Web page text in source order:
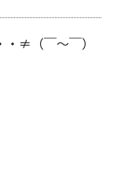
≠（￣～￣）